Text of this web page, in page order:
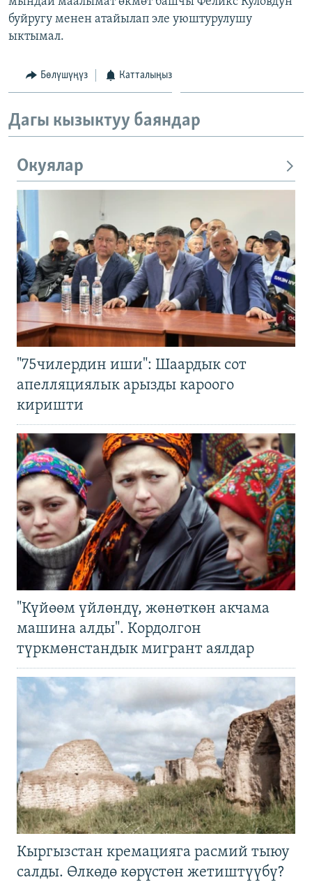
буйругу менен атайылап эле уюштурулушу
ыктымал.
Бөлүшүңүз Катталыңыз
Дагы кызыктуу баяндар
Окуялар
"75чилердин иши": Шаардык сот
апелляциялык арызды кароого
киришти
"Күйөөм үйлөндү, жөнөткөн акчама
машина алды". Кордолгон
түркмөнстандык мигрант аялдар
Кыргызстан кремацияга расмий тыюу
салды. Өлкөдө көрүстөн жетиштүүбү?